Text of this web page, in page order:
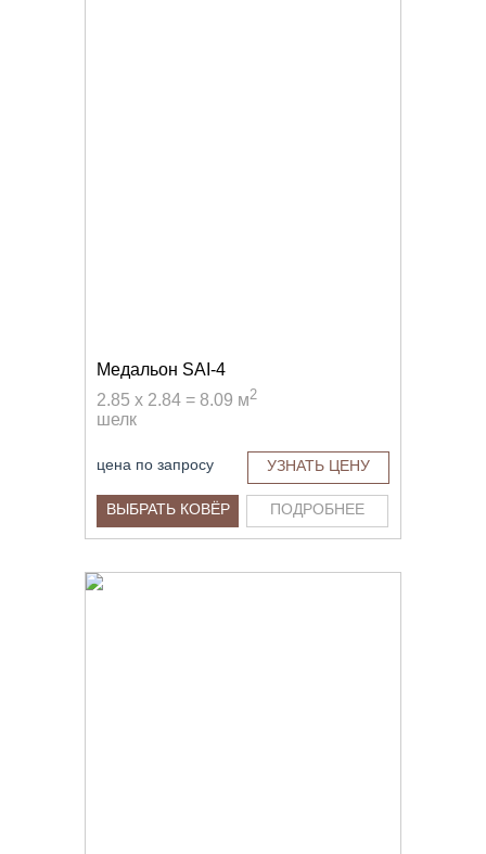
Медальон SAI-4
2.85 x 2.84 = 8.09 м2
шелк
цена по запросу УЗНАТЬ ЦЕНУ
ВЫБРАТЬ КОВЁР ПОДРОБНЕЕ